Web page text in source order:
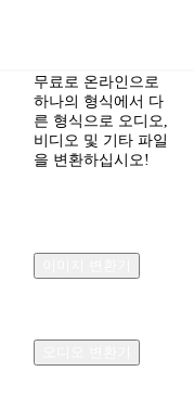
무료로 온라인으로
하나의 형식에서 다
른 형식으로 오디오,
비디오 및 기타 파일
을 변환하십시오!